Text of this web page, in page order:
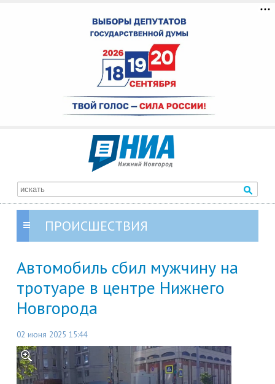
ПРОИСШЕСТВИЯ
Автомобиль сбил мужчину на
тротуаре в центре Нижнего
Новгорода
02 июня 2025 15:44